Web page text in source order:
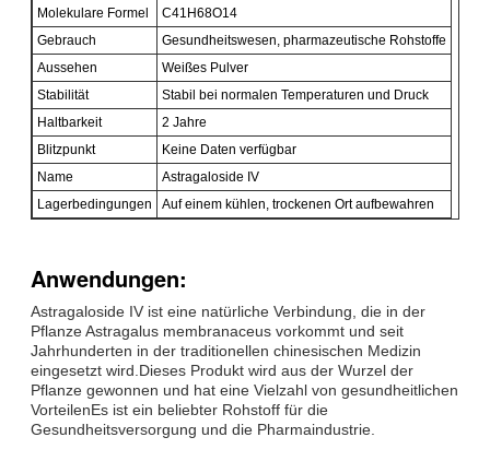
Molekulare Formel
C41H68O14
Gebrauch
Gesundheitswesen, pharmazeutische Rohstoffe
Aussehen
Weißes Pulver
Stabilität
Stabil bei normalen Temperaturen und Druck
Haltbarkeit
2 Jahre
Blitzpunkt
Keine Daten verfügbar
Name
Astragaloside IV
Lagerbedingungen
Auf einem kühlen, trockenen Ort aufbewahren
Anwendungen:
Astragaloside IV ist eine natürliche Verbindung, die in der
Pflanze Astragalus membranaceus vorkommt und seit
Jahrhunderten in der traditionellen chinesischen Medizin
eingesetzt wird.Dieses Produkt wird aus der Wurzel der
Pflanze gewonnen und hat eine Vielzahl von gesundheitlichen
VorteilenEs ist ein beliebter Rohstoff für die
Gesundheitsversorgung und die Pharmaindustrie.